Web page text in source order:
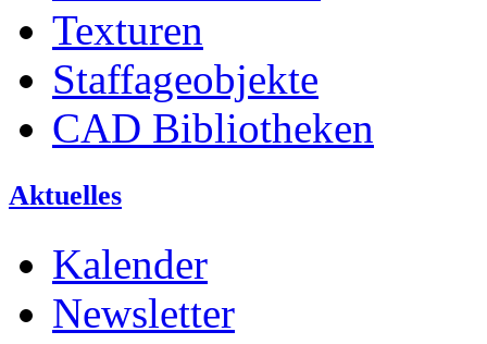
Texturen
Staffageobjekte
CAD Bibliotheken
Aktuelles
Kalender
Newsletter